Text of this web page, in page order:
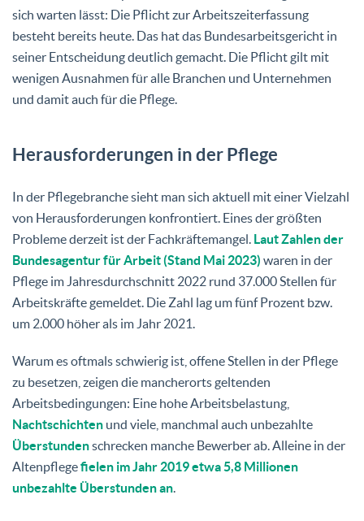
sich warten lässt: Die Pflicht zur Arbeitszeiterfassung
besteht bereits heute. Das hat das Bundesarbeitsgericht in
seiner Entscheidung deutlich gemacht. Die Pflicht gilt mit
wenigen Ausnahmen für alle Branchen und Unternehmen
und damit auch für die Pflege.
Herausforderungen in der Pflege
In der Pflegebranche sieht man sich aktuell mit einer Vielzahl
von Herausforderungen konfrontiert. Eines der größten
Probleme derzeit ist der Fachkräftemangel. Laut Zahlen der
Bundesagentur für Arbeit (Stand Mai 2023) waren in der
Pflege im Jahresdurchschnitt 2022 rund 37.000 Stellen für
Arbeitskräfte gemeldet. Die Zahl lag um fünf Prozent bzw.
um 2.000 höher als im Jahr 2021.
Warum es oftmals schwierig ist, offene Stellen in der Pflege
zu besetzen, zeigen die mancherorts geltenden
Arbeitsbedingungen: Eine hohe Arbeitsbelastung,
Nachtschichten und viele, manchmal auch unbezahlte
Überstundenschrecken manche Bewerber ab. Alleine in der
Altenpflegefielen im Jahr 2019 etwa 5,8 Millionen
unbezahlte Überstunden an.